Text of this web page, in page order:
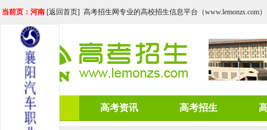
当前页：河南 [返回首页] 高考招生网专业的高校招生信息平台（www.lemonzs.com）
网站首页 高考资讯 高考招生